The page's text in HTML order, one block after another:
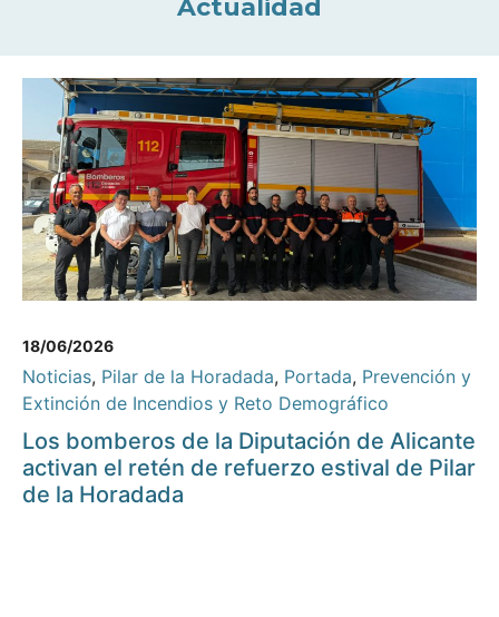
Actualidad
18/06/2026
Noticias, Pilar de la Horadada, Portada, Prevención y
Extinción de Incendios y Reto Demográfico
Los bomberos de la Diputación de Alicante
activan el retén de refuerzo estival de Pilar
de la Horadada